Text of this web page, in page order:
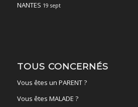
NANTES 19 sept
TOUS CONCERNÉS
Vous êtes un PARENT ?
Vous êtes MALADE ?